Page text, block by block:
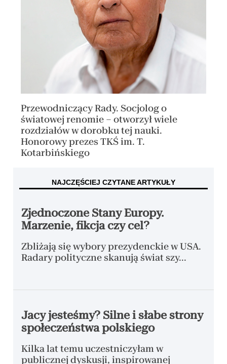
Przewodniczący Rady. Socjolog o
światowej renomie – otworzył wiele
rozdziałów w dorobku tej nauki.
Honorowy prezes TKŚ im. T.
Kotarbińskiego
NAJCZĘŚCIEJ CZYTANE ARTYKUŁY